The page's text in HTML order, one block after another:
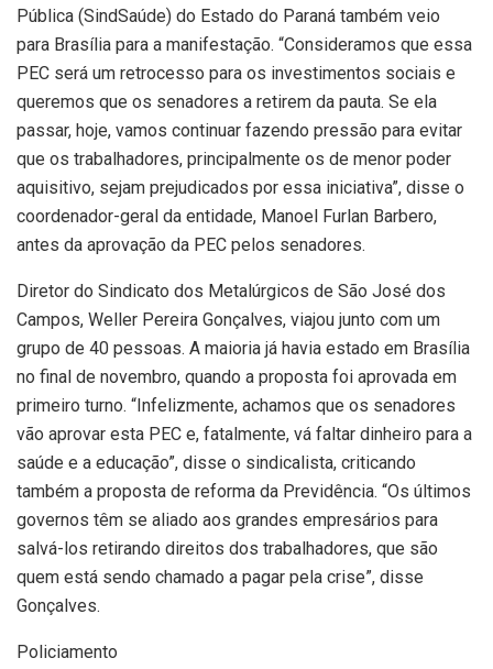
Pública (SindSaúde) do Estado do Paraná também veio
para Brasília para a manifestação. “Consideramos que essa
PEC será um retrocesso para os investimentos sociais e
queremos que os senadores a retirem da pauta. Se ela
passar, hoje, vamos continuar fazendo pressão para evitar
que os trabalhadores, principalmente os de menor poder
aquisitivo, sejam prejudicados por essa iniciativa”, disse o
coordenador-geral da entidade, Manoel Furlan Barbero,
antes da aprovação da PEC pelos senadores.
Diretor do Sindicato dos Metalúrgicos de São José dos
Campos, Weller Pereira Gonçalves, viajou junto com um
grupo de 40 pessoas. A maioria já havia estado em Brasília
no final de novembro, quando a proposta foi aprovada em
primeiro turno. “Infelizmente, achamos que os senadores
vão aprovar esta PEC e, fatalmente, vá faltar dinheiro para a
saúde e a educação”, disse o sindicalista, criticando
também a proposta de reforma da Previdência. “Os últimos
governos têm se aliado aos grandes empresários para
salvá-los retirando direitos dos trabalhadores, que são
quem está sendo chamado a pagar pela crise”, disse
Gonçalves.
Policiamento